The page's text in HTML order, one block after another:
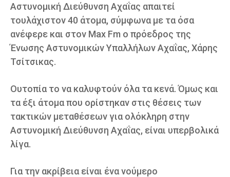
Αστυνομική Διεύθυνση Αχαΐας απαιτεί
τουλάχιστον 40 άτομα, σύμφωνα με τα όσα
ανέφερε και στον Max Fm ο πρόεδρος της
Ένωσης Αστυνομικών Υπαλλήλων Αχαΐας, Χάρης
Τσίτσικας.
Ουτοπία το να καλυφτούν όλα τα κενά. Όμως και
τα έξι άτομα που ορίστηκαν στις θέσεις των
τακτικών μεταθέσεων για ολόκληρη στην
Αστυνομική Διεύθυνση Αχαΐας, είναι υπερβολικά
λίγα.
Για την ακρίβεια είναι ένα νούμερο